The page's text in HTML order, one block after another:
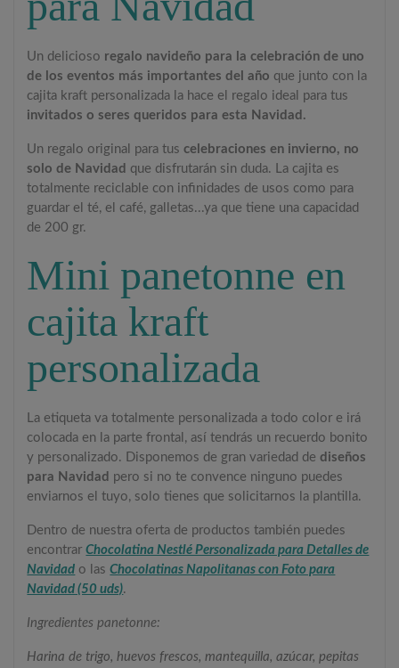
Un delicioso regalo navideño para la celebración de uno
de los eventos más importantes del año que junto con la
cajita kraft personalizada la hace el regalo ideal para tus
invitados o seres queridos para esta Navidad.
Un regalo original para tus celebraciones en invierno, no
solo de Navidad que disfrutarán sin duda. La cajita es
totalmente reciclable con infinidades de usos como para
guardar el té, el café, galletas...ya que tiene una capacidad
de 200 gr.
Mini panetonne en
cajita kraft
personalizada
La etiqueta va totalmente personalizada a todo color e irá
colocada en la parte frontal, así tendrás un recuerdo bonito
y personalizado. Disponemos de gran variedad de diseños
para Navidad pero si no te convence ninguno puedes
enviarnos el tuyo, solo tienes que solicitarnos la plantilla.
Dentro de nuestra oferta de productos también puedes
encontrarChocolatina Nestlé Personalizada para Detalles de
Navidad o lasChocolatinas Napolitanas con Foto para
Navidad (50 uds).
Ingredientes panetonne:
Harina de trigo, huevos frescos, mantequilla, azúcar, pepitas